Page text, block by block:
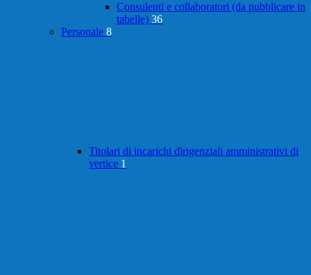
Consulenti e collaboratori (da pubblicare in
tabelle) 36
Personale 8
Titolari di incarichi dirigenziali amministrativi di
vertice 1